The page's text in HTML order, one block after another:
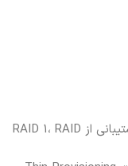
پشتیبانی از RAID 1، RAID